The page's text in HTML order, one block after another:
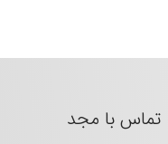
تماس با مجد